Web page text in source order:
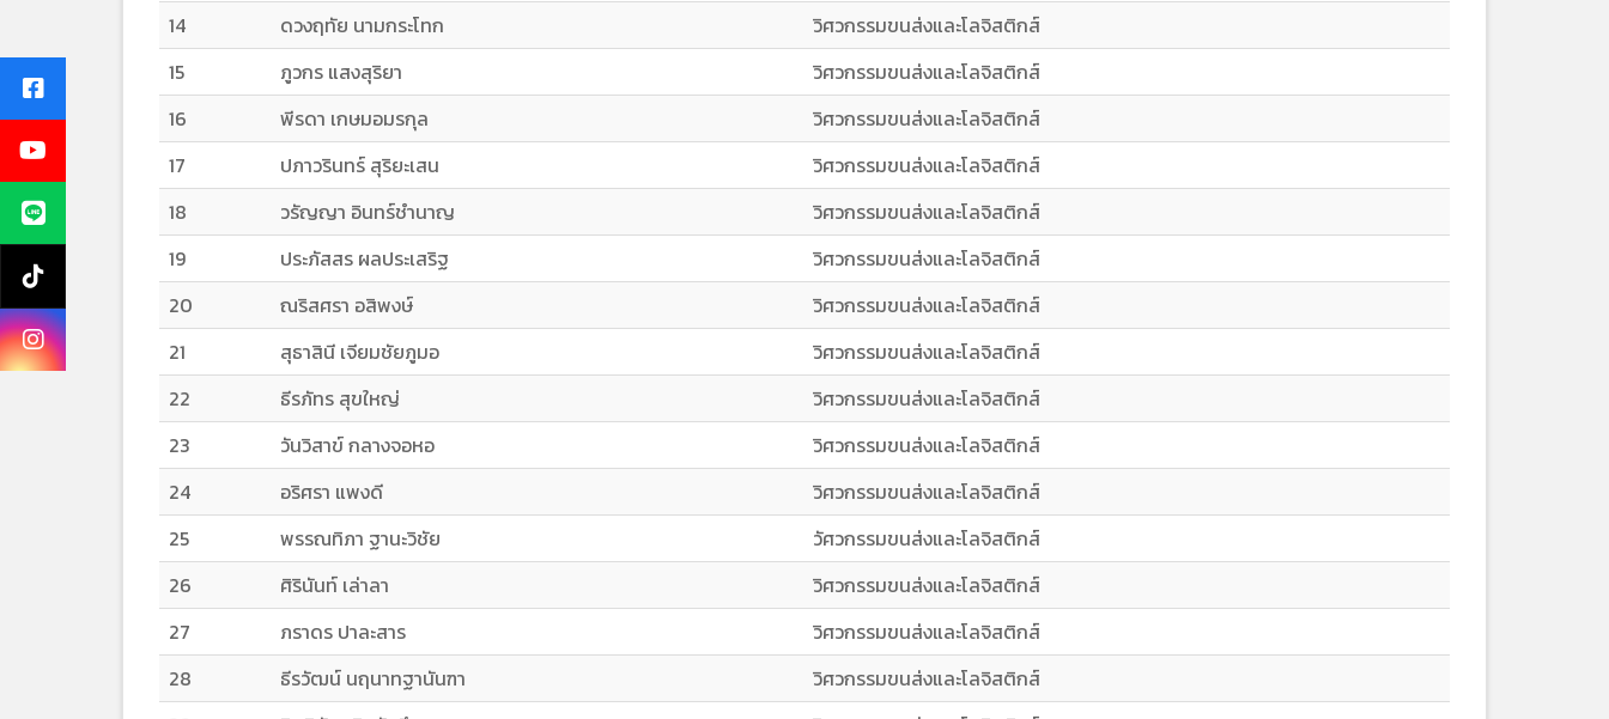
14
ดวงฤทัย นามกระโทก
วิศวกรรมขนส่งและโลจิสติกส์
15
ภูวกร แสงสุริยา
วิศวกรรมขนส่งและโลจิสติกส์
16
พีรดา เกษมอมรกุล
วิศวกรรมขนส่งและโลจิสติกส์
17
ปภาวรินทร์ สุริยะเสน
วิศวกรรมขนส่งและโลจิสติกส์
18
วรัญญา อินทร์ชำนาญ
วิศวกรรมขนส่งและโลจิสติกส์
19
ประภัสสร ผลประเสริฐ
วิศวกรรมขนส่งและโลจิสติกส์
20
ณริสศรา อสิพงษ์
วิศวกรรมขนส่งและโลจิสติกส์
21
สุธาสินี เจียมชัยภูมอ
วิศวกรรมขนส่งและโลจิสติกส์
22
ธีรภัทร สุขใหญ่
วิศวกรรมขนส่งและโลจิสติกส์
23
วันวิสาข์ กลางจอหอ
วิศวกรรมขนส่งและโลจิสติกส์
24
อริศรา แพงดี
วิศวกรรมขนส่งและโลจิสติกส์
25
พรรณทิภา ฐานะวิชัย
วัศวกรรมขนส่งและโลจิสติกส์
26
ศิรินันท์ เล่าลา
วิศวกรรมขนส่งและโลจิสติกส์
27
ภราดร ปาละสาร
วิศวกรรมขนส่งและโลจิสติกส์
28
ธีรวัฒน์ นฤนาทฐานันฑา
วิศวกรรมขนส่งและโลจิสติกส์